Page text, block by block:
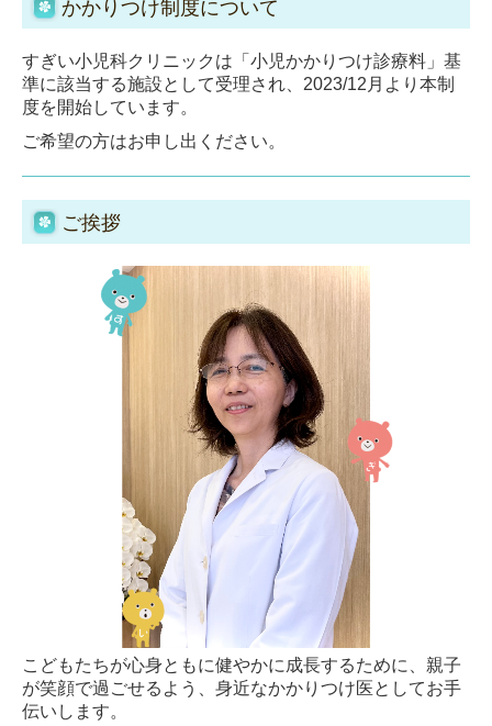
かかりつけ制度について
すぎい小児科クリニックは「小児かかりつけ診療料」基
準に該当する施設として受理され、2023/12月より本制
度を開始しています。
ご希望の方はお申し出ください。
ご挨拶
こどもたちが心身ともに健やかに成長するために、親子
が笑顔で過ごせるよう、身近なかかりつけ医としてお手
伝いします。